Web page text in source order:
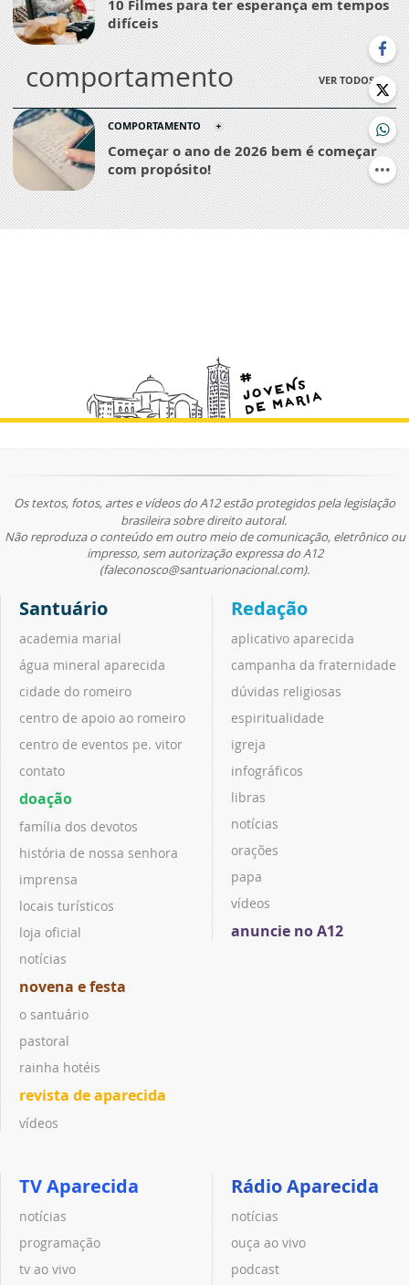
10 Filmes para ter esperança em tempos
difíceis
comportamento VER TODOS
COMPORTAMENTO
Começar o ano de 2026 bem é começar
com propósito!
Os textos, fotos, artes e vídeos do A12 estão protegidos pela legislação
brasileira sobre direito autoral.
Não reproduza o conteúdo em outro meio de comunicação, eletrônico ou
impresso, sem autorização expressa do A12
(faleconosco@santuarionacional.com).
Santuário
academia marial
água mineral aparecida
cidade do romeiro
centro de apoio ao romeiro
centro de eventos pe. vitor
contato
doação
família dos devotos
história de nossa senhora
imprensa
locais turísticos
loja oficial
notícias
novena e festa
o santuário
pastoral
rainha hotéis
revista de aparecida
vídeos
Redação
aplicativo aparecida
campanha da fraternidade
dúvidas religiosas
espiritualidade
igreja
infográficos
libras
notícias
orações
papa
vídeos
anuncie no A12
TV Aparecida
notícias
programação
tv ao vivo
Rádio Aparecida
notícias
ouça ao vivo
podcast